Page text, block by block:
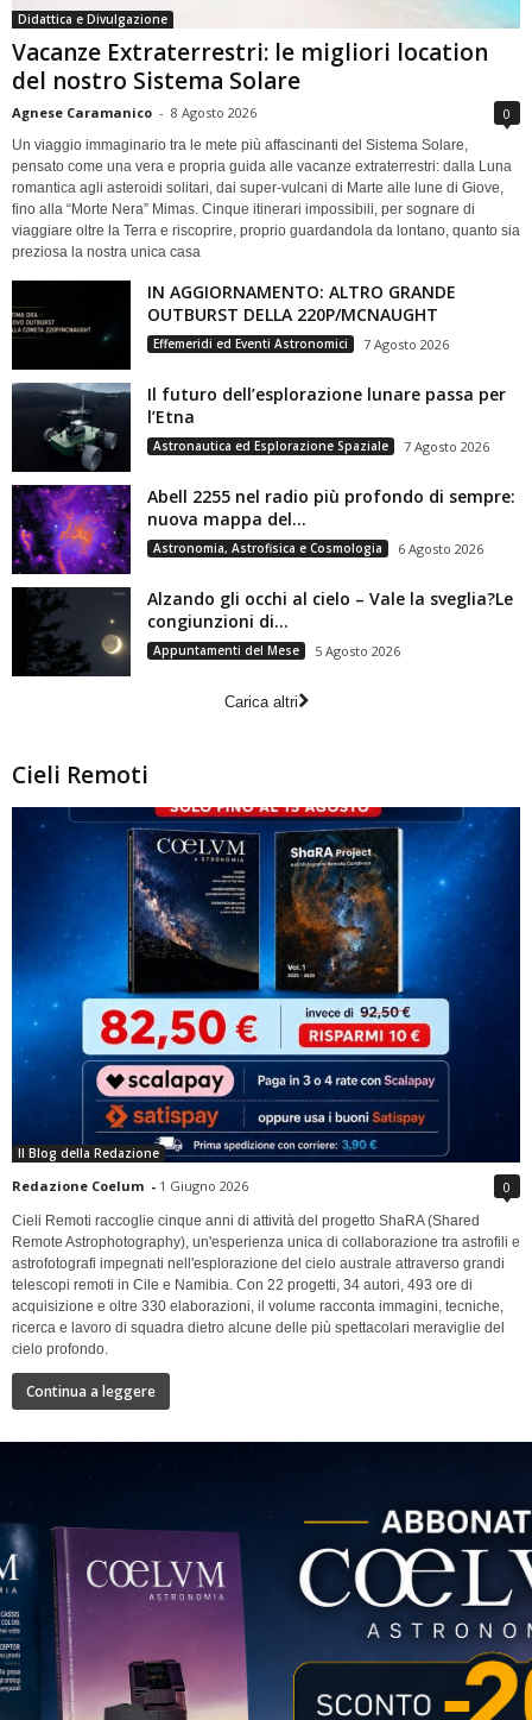
Didattica e Divulgazione
Vacanze Extraterrestri: le migliori location
del nostro Sistema Solare
Agnese Caramanico - 8 Agosto 2026 0
Un viaggio immaginario tra le mete più affascinanti del Sistema Solare,
pensato come una vera e propria guida alle vacanze extraterrestri: dalla Luna
romantica agli asteroidi solitari, dai super-vulcani di Marte alle lune di Giove,
fino alla “Morte Nera” Mimas. Cinque itinerari impossibili, per sognare di
viaggiare oltre la Terra e riscoprire, proprio guardandola da lontano, quanto sia
preziosa la nostra unica casa
IN AGGIORNAMENTO: ALTRO GRANDE
OUTBURST DELLA 220P/MCNAUGHT
Effemeridi ed Eventi Astronomici 7 Agosto 2026
Il futuro dell’esplorazione lunare passa per
l’Etna
Astronautica ed Esplorazione Spaziale 7 Agosto 2026
Abell 2255 nel radio più profondo di sempre:
nuova mappa del...
Astronomia, Astrofisica e Cosmologia 6 Agosto 2026
Alzando gli occhi al cielo – Vale la sveglia?Le
congiunzioni di...
Appuntamenti del Mese 5 Agosto 2026
Carica altri
Cieli Remoti
Il Blog della Redazione
Redazione Coelum - 1 Giugno 2026 0
Cieli Remoti raccoglie cinque anni di attività del progetto ShaRA (Shared
Remote Astrophotography), un'esperienza unica di collaborazione tra astrofili e
astrofotografi impegnati nell'esplorazione del cielo australe attraverso grandi
telescopi remoti in Cile e Namibia. Con 22 progetti, 34 autori, 493 ore di
acquisizione e oltre 330 elaborazioni, il volume racconta immagini, tecniche,
ricerca e lavoro di squadra dietro alcune delle più spettacolari meraviglie del
cielo profondo.
Continua a leggere